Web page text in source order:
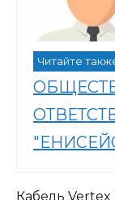
Читайте
Кабель